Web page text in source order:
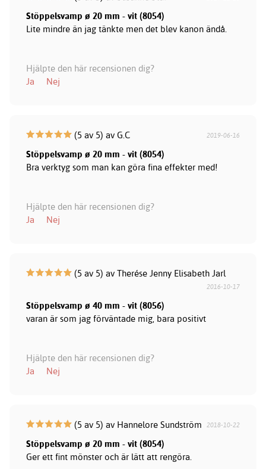
Stöppelsvamp ø 20 mm - vit (8054)
Lite mindre än jag tänkte men det blev kanon ändå.
Hjälpte den här recensionen dig?
Ja
Nej
(5 av 5) av G.C 2019-06-16
Stöppelsvamp ø 20 mm - vit (8054)
Bra verktyg som man kan göra fina effekter med!
Hjälpte den här recensionen dig?
Ja
Nej
(5 av 5) av Therése Jenny Elisabeth Jarl
2016-10-17
Stöppelsvamp ø 40 mm - vit (8056)
varan är som jag förväntade mig, bara positivt
Hjälpte den här recensionen dig?
Ja
Nej
(5 av 5) av Hannelore Sundström 2018-10-22
Stöppelsvamp ø 20 mm - vit (8054)
Ger ett fint mönster och är lätt att rengöra.